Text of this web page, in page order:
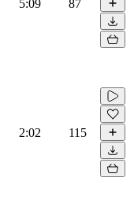
5:09 87
2:02 115